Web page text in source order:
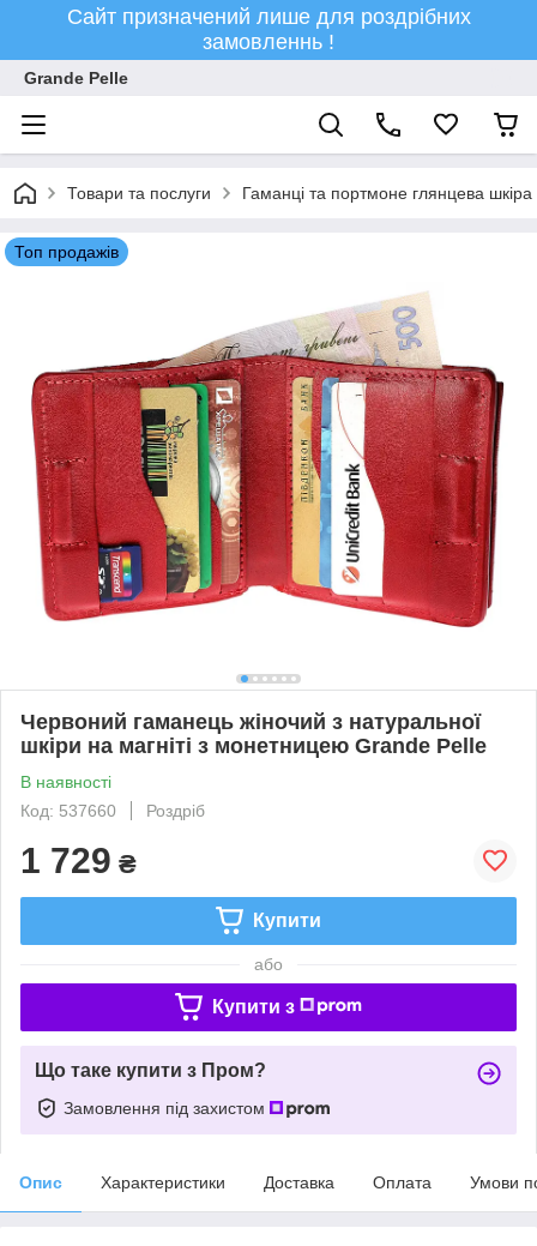
Сайт призначений лише для роздрібних
замовленнь !
Grande Pelle
Товари та послуги Гаманці та портмоне глянцева шкіра
Топ продажів
Червоний гаманець жіночий з натуральної
шкіри на магніті з монетницею Grande Pelle
В наявності
Код: 537660
Роздріб
1 729 ₴
Купити
або
Купити з
Що таке купити з Пром?
Замовлення під захистом
Опис Характеристики Доставка Оплата Умови